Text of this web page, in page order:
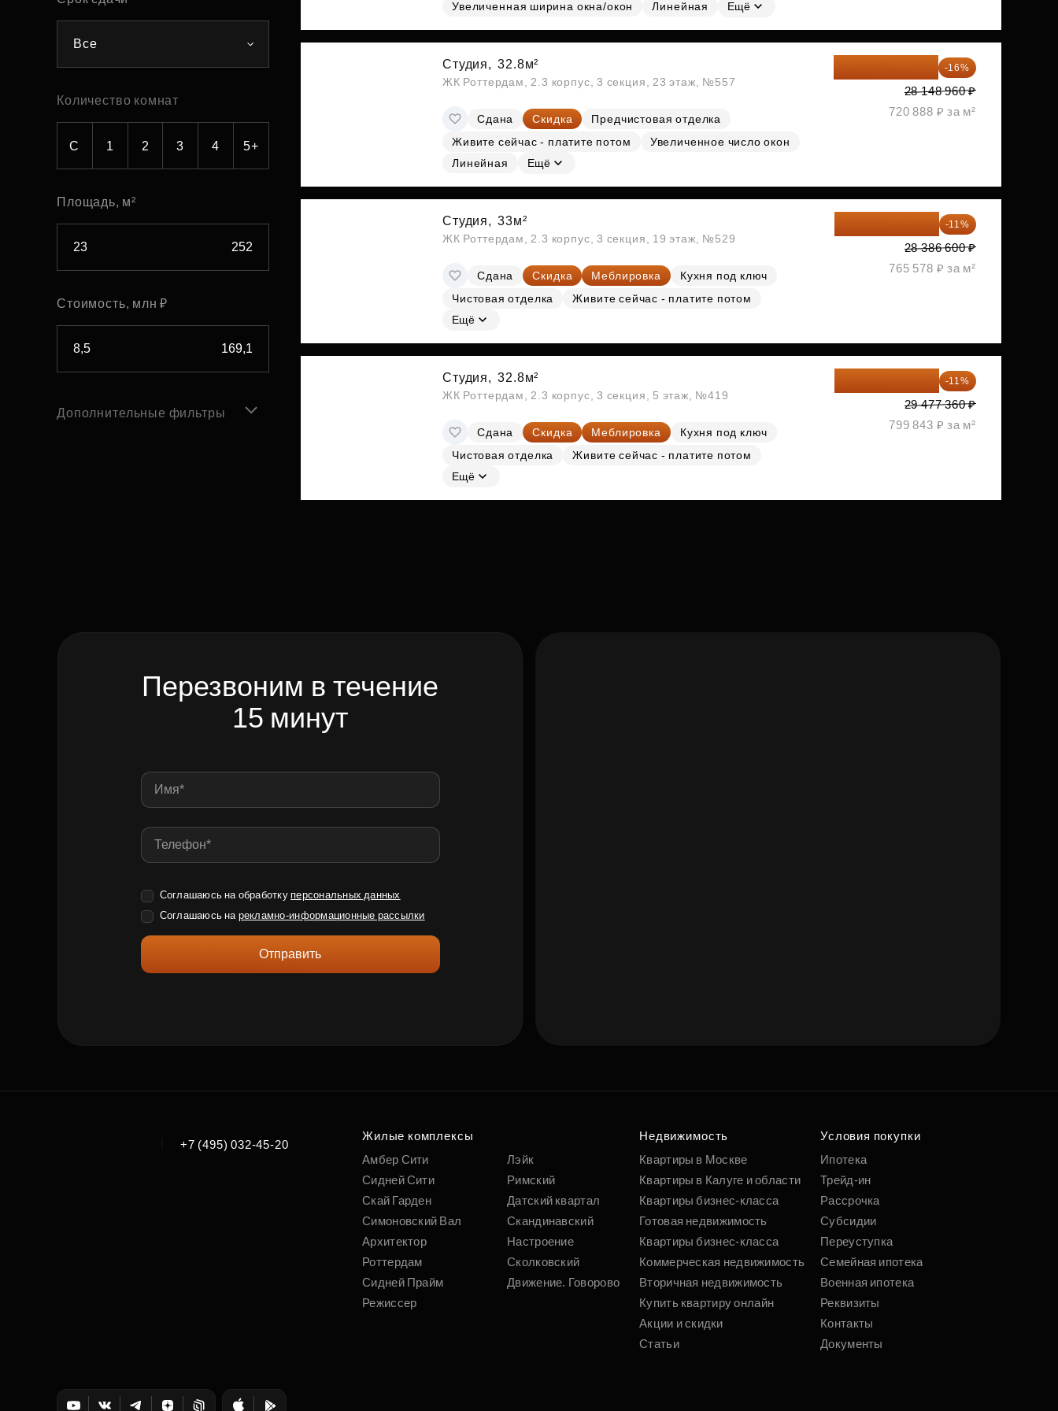
Рефинансирование
Субсидии
Все
Количество комнат
С 1 2 3 4 5+
Площадь, м²
Стоимость, млн ₽
Дополнительные фильтры
Увеличенная ширина окна/окон
Линейная Ещё
Студия, 32.8м²
ЖК Роттердам, 2.3 корпус, 3 секция, 23 этаж, №557
Сдана Скидка
Предчистовая отделка
Живите сейчас - платите потом
Увеличенное число окон
Линейная
Ещё
-16%
28 148 960 ₽
720 888 ₽ за м²
Студия, 33м²
ЖК Роттердам, 2.3 корпус, 3 секция, 19 этаж, №529
Сдана Скидка Меблировка
Кухня под ключ
Чистовая отделка
Живите сейчас - платите потом
Ещё
-11%
28 386 600 ₽
765 578 ₽ за м²
Студия, 32.8м²
ЖК Роттердам, 2.3 корпус, 3 секция, 5 этаж, №419
Сдана Скидка Меблировка
Кухня под ключ
Чистовая отделка
Живите сейчас - платите потом
Ещё
-11%
29 477 360 ₽
799 843 ₽ за м²
Перезвоним в течение
15 минут
Соглашаюсь на обработку персональных данных
Соглашаюсь на рекламно-информационные рассылки
Отправить
+7 (495) 032-45-20
Жилые комплексы
Амбер Сити
Сидней Сити
Скай Гарден
Симоновский Вал
Архитектор
Роттердам
Сидней Прайм
Режиссер
Лэйк
Римский
Датский квартал
Скандинавский
Настроение
Сколковский
Движение. Говорово
Недвижимость
Квартиры в Москве
Квартиры в Калуге и области
Квартиры бизнес-класса
Готовая недвижимость
Квартиры бизнес-класса
Коммерческая недвижимость
Вторичная недвижимость
Купить квартиру онлайн
Акции и скидки
Статьи
Условия покупки
Ипотека
Трейд-ин
Рассрочка
Субсидии
Переуступка
Семейная ипотека
Военная ипотека
Реквизиты
Контакты
Документы